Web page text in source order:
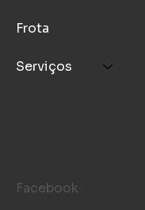
Frota
Serviços
Facebook